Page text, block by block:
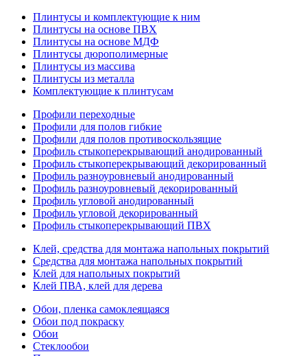
Плинтусы и комплектующие к ним
Плинтусы на основе ПВХ
Плинтусы на основе МДФ
Плинтусы дюрополимерные
Плинтусы из массива
Плинтусы из металла
Комплектующие к плинтусам
Профили переходные
Профили для полов гибкие
Профили для полов противоскользящие
Профиль стыкоперекрывающий анодированный
Профиль стыкоперекрывающий декорированный
Профиль разноуровневый анодированный
Профиль разноуровневый декорированный
Профиль угловой анодированный
Профиль угловой декорированный
Профиль стыкоперекрывающий ПВХ
Клей, средства для монтажа напольных покрытий
Средства для монтажа напольных покрытий
Клей для напольных покрытий
Клей ПВА, клей для дерева
Обои, пленка самоклеящаяся
Обои под покраску
Обои
Стеклообои